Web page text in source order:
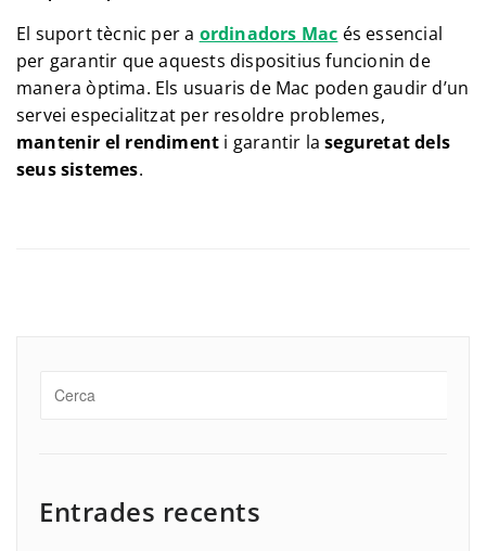
El suport tècnic per a ordinadors Mac és essencial
per garantir que aquests dispositius funcionin de
manera òptima. Els usuaris de Mac poden gaudir d’un
servei especialitzat per resoldre problemes,
mantenir el rendiment i garantir laseguretat dels
seus sistemes.
Entrades recents